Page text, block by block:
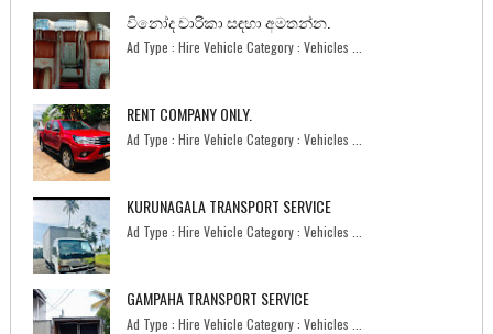
විනෝද චාරිකා සඳහා අමතන්න.
Ad Type : Hire Vehicle Category : Vehicles ...
RENT COMPANY ONLY.
Ad Type : Hire Vehicle Category : Vehicles ...
KURUNAGALA TRANSPORT SERVICE
Ad Type : Hire Vehicle Category : Vehicles ...
GAMPAHA TRANSPORT SERVICE
Ad Type : Hire Vehicle Category : Vehicles ...